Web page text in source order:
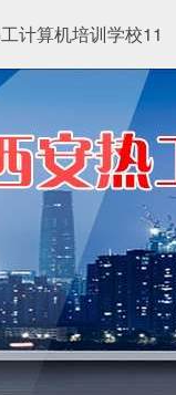
计算机培训学校11